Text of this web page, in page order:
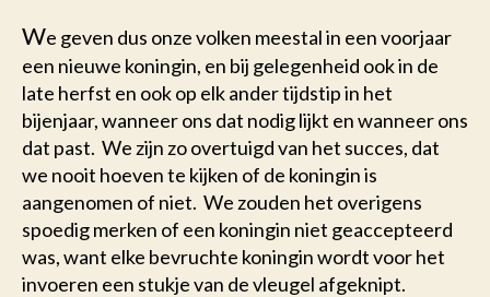
We geven dus onze volken meestal in een voorjaar
een nieuwe koningin, en bij gelegenheid ook in de
late herfst en ook op elk ander tijdstip in het
bijenjaar, wanneer ons dat nodig lijkt en wanneer ons
dat past. We zijn zo overtuigd van het succes, dat
we nooit hoeven te kijken of de koningin is
aangenomen of niet. We zouden het overigens
spoedig merken of een koningin niet geaccepteerd
was, want elke bevruchte koningin wordt voor het
invoeren een stukje van de vleugel afgeknipt.